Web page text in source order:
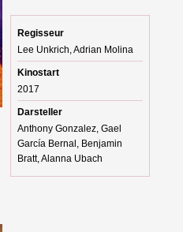
Regisseur
Lee Unkrich, Adrian Molina
Kinostart
2017
Darsteller
Anthony Gonzalez, Gael
García Bernal, Benjamin
Bratt, Alanna Ubach